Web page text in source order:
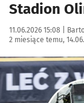
Stadion
Data publikacji:
11.06.2026 15:08 |
2 miesiące temu,
Kliknij, aby